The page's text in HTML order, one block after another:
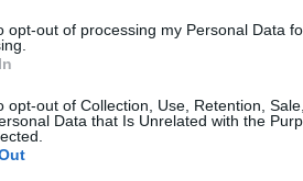
opt-out of processing my Personal Data
opt-out of Collection, Use, Retention,
Data that Is Unrelated with the
és jövőnkbe építsék értékeit. A
alkotások is láthatók.